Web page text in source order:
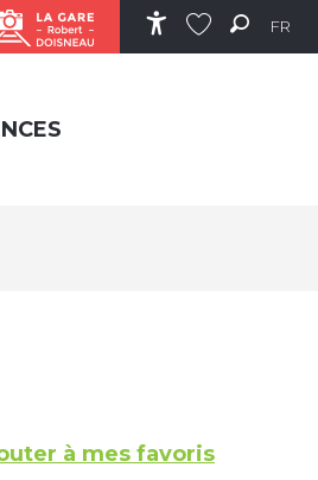
Accessibilité
FR
aux favorisà mes favoris